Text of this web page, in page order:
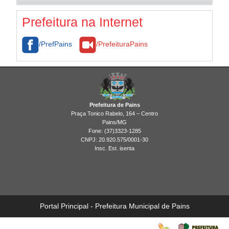
Galeria de Imagens
Cultura e Turismo
Brasão
Prefeitura na Internet
/PrefPains /PrefeituraPains
Prefeitura de Pains
Praça Tonico Rabelo, 164 – Centro
Pains/MG
Fone: (37)3323-1285
CNPJ: 20.920.575/0001-30
Insc. Est. isenta
Portal Principal - Prefeitura Municipal de Pains